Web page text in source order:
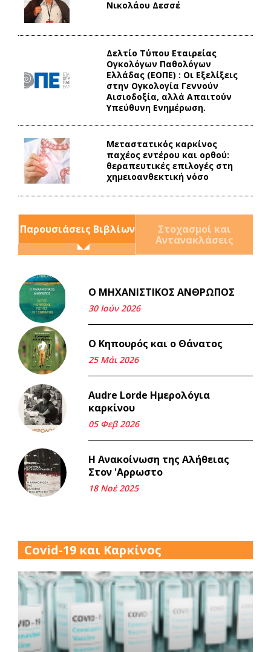
Νικολάου Δεσσέ
Δελτίο Τύπου Eταιρείας
Ογκολόγων Παθολόγων
Ελλάδας (ΕΟΠΕ) : Οι Εξελίξεις
στην Ογκολογία Γεννούν
Αισιοδοξία, αλλά Απαιτούν
Υπεύθυνη Ενημέρωση.
Mεταστατικός καρκίνος
παχέος εντέρου και ορθού:
θεραπευτικές επιλογές στη
χημειοανθεκτική νόσο
Παρουσιάσεις Βιβλίων
Στοχασμοί και
Αντανακλάσεις
Ο ΜΗΧΑΝΙΣΤΙΚΟΣ ΑΝΘΡΩΠΟΣ
30 Ιούν 2026
Ο Κηπουρός και ο Θάνατος
25 Μάι 2026
Audre Lorde Ημερολόγια
καρκίνου
05 Φεβ 2026
Η Ανακοίνωση της Αλήθειας
Στον 'Αρρωστο
18 Νοέ 2025
Και τα λεφτά ξαναγυρίζουν
σε σένα.
Μνήμη Νίκου Μαλάμου
Iμάντες και μετα - πράτες
(βαποράκια) μέρος
δεύτερον, με τον τρόπο του
06 Φεβ 2026
Covid-19 και Καρκίνος